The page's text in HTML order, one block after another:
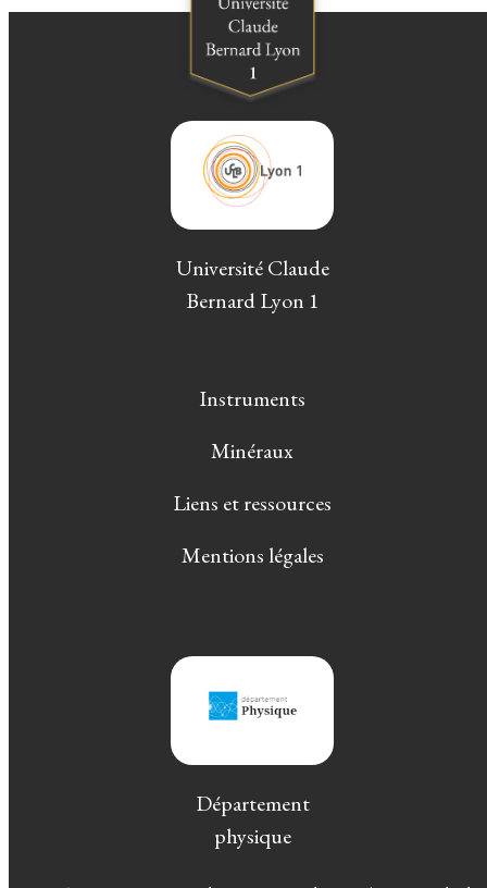
Université Claude
Bernard Lyon 1
Instruments
Minéraux
Liens et ressources
Mentions légales
Département
physique